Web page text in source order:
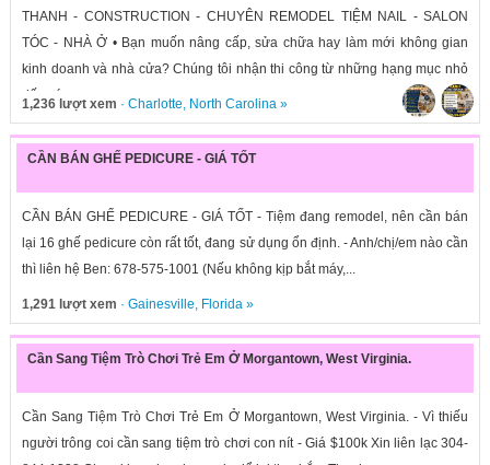
THANH - CONSTRUCTION - CHUYÊN REMODEL TIỆM NAIL - SALON
TÓC - NHÀ Ở • Bạn muốn nâng cấp, sửa chữa hay làm mới không gian
kinh doanh và nhà cửa? Chúng tôi nhận thi công từ những hạng mục nhỏ
đến các...
1,236 lượt xem · Charlotte, North Carolina»
CẦN BÁN GHẾ PEDICURE - GIÁ TỐT
CẦN BÁN GHẾ PEDICURE - GIÁ TỐT - Tiệm đang remodel, nên cần bán
lại 16 ghế pedicure còn rất tốt, đang sử dụng ổn định. - Anh/chị/em nào cần
thì liên hệ Ben: 678-575-1001 (Nếu không kịp bắt máy,...
1,291 lượt xem · Gainesville, Florida»
Cần Sang Tiệm Trò Chơi Trẻ Em Ở Morgantown, West Virginia.
Cần Sang Tiệm Trò Chơi Trẻ Em Ở Morgantown, West Virginia. - Vì thiếu
người trông coi cần sang tiệm trò chơi con nít - Giá $100k Xin liên lạc 304-